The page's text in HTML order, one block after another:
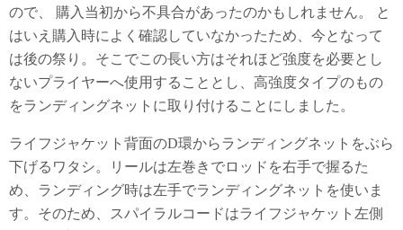
ので、 購入当初から不具合があったのかもしれません。 と
はいえ購入時によく確認していなかったため、今となって
は後の祭り。そこでこの長い方はそれほど強度を必要とし
ないプライヤーへ使用することとし、高強度タイプのもの
をランディングネットに取り付けることにしました。
ライフジャケット背面のD環からランディングネットをぶら
下げるワタシ。リールは左巻きでロッドを右手で握るた
め、ランディング時は左手でランディングネットを使いま
す。そのため、スパイラルコードはライフジャケット左側